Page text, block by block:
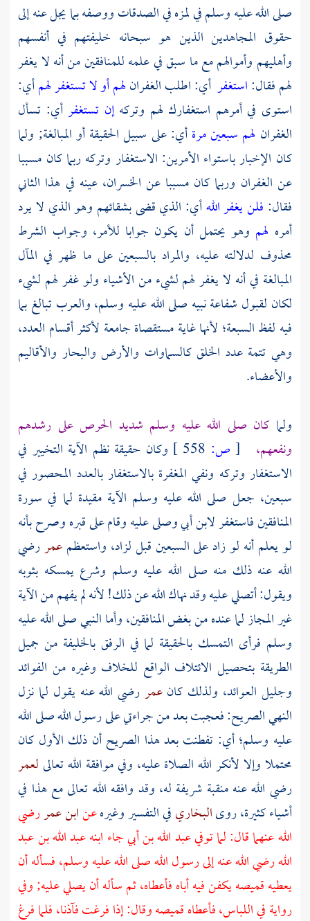
صلى الله عليه وسلم في لمزه في الصدقات ووصفه بما يجل عنه إلى
حقوق المجاهدين الذين هو سبحانه خليفتهم في أنفسهم
وأهليهم وأموالهم مع ما سبق في علمه للمنافقين من أنه لا يغفر
لهم فقال:استغفر أي: اطلب الغفرانلهم أو لا تستغفر لهمأي:
استوى في أمرهم استغفارك لهم وتركهإن تستغفرأي: تسأل
الغفران لهم سبعين مرةأي: على سبيل الحقيقة أو المبالغة; ولما
كان الإخبار باستواء الأمرين: الاستغفار وتركه ربما كان مسببا
عن الغفران وربما كان مسببا عن الخسران، عينه في هذا الثاني
فقال: فلن يغفر اللهأي: الذي قضى بشقائهم وهو الذي لا يرد
أمره لهم وهو يحتمل أن يكون جوابا للأمر، وجواب الشرط
محذوف لدلالته عليه، والمراد بالسبعين على ما ظهر في المآل
المبالغة في أنه لا يغفر لهم لشيء من الأشياء ولو غفر لهم لشيء
لكان لقبول شفاعة نبيه صلى الله عليه وسلم، والعرب تبالغ بما
فيه لفظ السبعة؛ لأنها غاية مستقصاة جامعة لأكثر أقسام العدد،
وهي تتمة عدد الخلق كالسماوات والأرض والبحار والأقاليم
والأعضاء.
ولما كان صلى الله عليه وسلم شديد الحرص على رشدهم
ونفعهم،
[ ص:
وكان حقيقة نظم الآية التخيير في
الاستغفار وتركه ونفي المغفرة بالاستغفار بالعدد المحصور في
سبعين، جعل صلى الله عليه وسلم الآية مقيدة لما في سورة
المنافقين فاستغفرلابن أبيوصلى عليه وقام على قبره وصرح بأنه
لو يعلم أنه لو زاد على السبعين قبل لزاد، واستعظمعمررضي
الله عنه ذلك منه صلى الله عليه وسلم وشرع يمسكه بثوبه
ويقول: أتصلي عليه وقد نهاك الله عن ذلك! لأنه لم يفهم من الآية
غير المجاز لما عنده من بغض المنافقين، وأما النبي صلى الله عليه
وسلم فرأى التمسك بالحقيقة لما في الرفق بالخليفة من جميل
الطريقة بتحصيل الائتلاف الواقع للخلاف وغيره من الفوائد
وجليل العوائد، ولذلك كانعمررضي الله عنه يقول لما نزل
النهي الصريح: فعجبت بعد من جراءتي على رسول الله صلى الله
عليه وسلم؛ أي: تفطنت بعد هذا الصريح أن ذلك الأول كان
محتملا وإلا لأنكر الله الصلاة عليه، وفي موافقة الله تعالىلعمر
رضي الله عنه منقبة شريفة له، وقد وافقه الله تعالى مع هذا في
أشياء كثيرة، روىالبخاريفي التفسير وغيرهعنابن عمررضي
الله عنهما قال: لما توفيعبد الله بن أبيجاء ابنهعبد الله بن عبد
اللهرضي الله عنه إلى رسول الله صلى الله عليه وسلم، فسأله أن
يعطيه قميصه يكفن فيه أباه فأعطاه، ثم سأله أن يصلي عليه; وفي
رواية في اللباس، فأعطاه قميصه وقال: إذا فرغت فآذنا، فلما فرغ